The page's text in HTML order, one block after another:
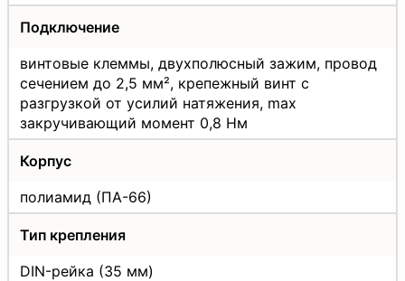
Подключение
винтовые клеммы, двухполюсный зажим, провод
сечением до 2,5 мм², крепежный винт с
разгрузкой от усилий натяжения, max
закручивающий момент 0,8 Нм
Корпус
полиамид (ПА-66)
Тип крепления
DIN-рейка (35 мм)